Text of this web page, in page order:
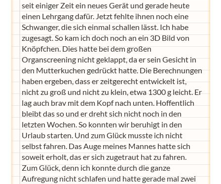
seit einiger Zeit ein neues Gerät und gerade heute
einen Lehrgang dafür. Jetzt fehlte ihnen noch eine
Schwanger, die sich einmal schallen lässt. Ich habe
zugesagt. So kam ich doch noch an ein 3D Bild von
Knöpfchen. Dies hatte bei dem großen
Organscreening nicht geklappt, da er sein Gesicht in
den Mutterkuchen gedrückt hatte. Die Berechnungen
haben ergeben, dass er zeitgerecht entwickelt ist,
nicht zu groß und nicht zu klein, etwa 1300 g leicht. Er
lag auch brav mit dem Kopf nach unten. Hoffentlich
bleibt das so und er dreht sich nicht noch in den
letzten Wochen. So konnten wir beruhigt in den
Urlaub starten. Und zum Glück musste ich nicht
selbst fahren. Das Auge meines Mannes hatte sich
soweit erholt, das er sich zugetraut hat zu fahren.
Zum Glück, denn ich konnte durch die ganze
Aufregung nicht schlafen und hatte gerade mal zwei